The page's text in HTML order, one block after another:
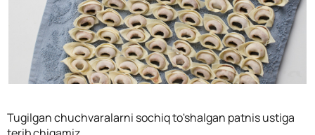
Tugilgan chuchvaralarni sochiq to'shalgan patnis ustiga